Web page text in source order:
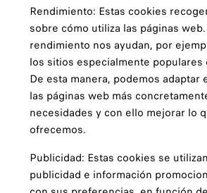
Rendimiento: Estas cookies
sobre cómo utiliza las páginas
rendimiento nos ayudan, por
los sitios especialmente populares
De esta manera, podemos adaptar
las páginas web más
necesidades y con ello mejorar lo
ofrecemos.
Publicidad: Estas cookies se
publicidad e información